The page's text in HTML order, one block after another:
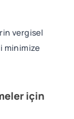
vergisel
minimize
için